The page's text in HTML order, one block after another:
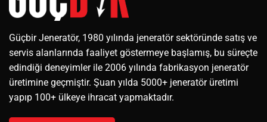
Güçbir Jeneratör, 1980 yılında jeneratör sektöründe satış ve
servis alanlarında faaliyet göstermeye başlamış, bu süreçte
edindiği deneyimler ile 2006 yılında fabrikasyon jeneratör
üretimine geçmiştir. Şuan yılda 5000+ jeneratör üretimi
yapıp 100+ ülkeye ihracat yapmaktadır.